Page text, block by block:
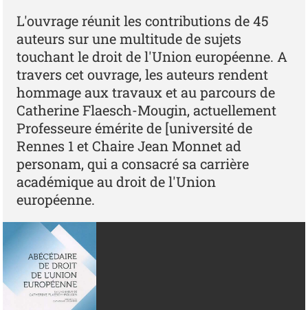
L'ouvrage réunit les contributions de 45
auteurs sur une multitude de sujets
touchant le droit de l'Union européenne. A
travers cet ouvrage, les auteurs rendent
hommage aux travaux et au parcours de
Catherine Flaesch-Mougin, actuellement
Professeure émérite de [université de
Rennes 1 et Chaire Jean Monnet ad
personam, qui a consacré sa carrière
académique au droit de l'Union
européenne.